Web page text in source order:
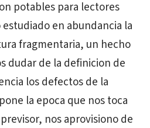
potables para lectores
en abundancia la
fragmentaria, un hecho
dudar de la definicion de
los defectos de la
la epoca que nos toca
nos aprovisiono de